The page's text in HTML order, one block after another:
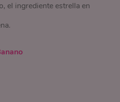
el ingrediente estrella en